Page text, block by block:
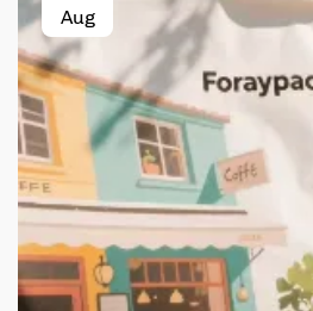
Aug